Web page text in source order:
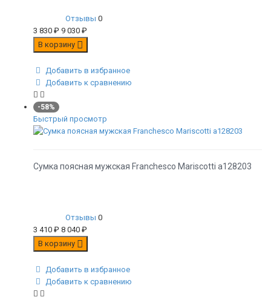
Отзывы 0
3 830 ₽ 9 030 ₽
В корзину
Добавить в избранное
Добавить к сравнению
-58%
Быстрый просмотр
Сумка поясная мужская Franchesco Mariscotti а128203
Отзывы 0
3 410 ₽ 8 040 ₽
В корзину
Добавить в избранное
Добавить к сравнению